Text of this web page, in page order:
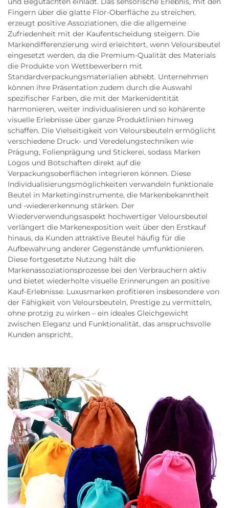
Fingern über die glatte Flor-Oberfläche zu streichen,
erzeugt positive Assoziationen, die die allgemeine
Zufriedenheit mit der Kaufentscheidung steigern. Die
Markendifferenzierung wird erleichtert, wenn Veloursbeutel
eingesetzt werden, da die Premium-Qualität des Materials
die Produkte von Wettbewerbern mit
Standardverpackungsmaterialien abhebt. Unternehmen
können ihre Präsentation zudem durch die Auswahl
spezifischer Farben, die mit der Markenidentität
harmonieren, weiter individualisieren und so kohärente
visuelle Erlebnisse über ganze Produktlinien hinweg
schaffen. Die Vielseitigkeit von Veloursbeuteln ermöglicht
verschiedene Druck- und Veredelungstechniken wie
Prägung, Folienprägung und Stickerei, sodass Marken
Logos und Botschaften direkt auf die
Verpackungsoberflächen integrieren können. Diese
Individualisierungsmöglichkeiten verwandeln funktionale
Beutel in Marketinginstrumente, die Markenbekanntheit
und -wiedererkennung stärken. Der
Wiederverwendungsaspekt hochwertiger Veloursbeutel
verlängert die Markenexposition weit über den Erstkauf
hinaus, da Kunden attraktive Beutel häufig für die
Aufbewahrung anderer Gegenstände umfunktionieren.
Diese fortgesetzte Nutzung hält die
Markenassoziationsprozesse bei den Verbrauchern aktiv
und bietet wiederholte visuelle Erinnerungen an positive
Kauf-Erlebnisse. Luxusmarken profitieren insbesondere von
der Fähigkeit von Veloursbeuteln, Prestige zu vermitteln,
ohne protzig zu wirken – ein ideales Gleichgewicht
zwischen Eleganz und Funktionalität, das anspruchsvolle
Kunden anspricht.